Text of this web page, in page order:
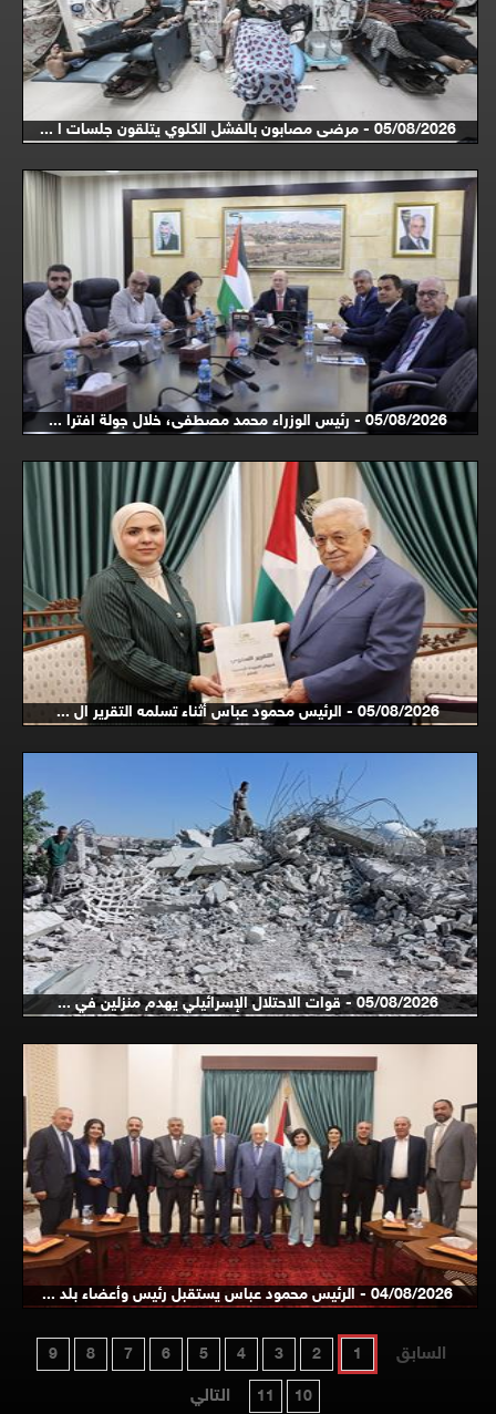
05/08/2026 - مرضى مصابون بالفشل الكلوي يتلقون جلسات ا ...
05/08/2026 - رئيس الوزراء محمد مصطفى، خلال جولة افترا ...
05/08/2026 - الرئيس محمود عباس أثناء تسلمه التقرير ال ...
05/08/2026 - قوات الاحتلال الإسرائيلي يهدم منزلين في ...
04/08/2026 - الرئيس محمود عباس يستقبل رئيس وأعضاء بلد ...
السابق 1
2
3
4
5
6
7
8
9
10
11 التالي